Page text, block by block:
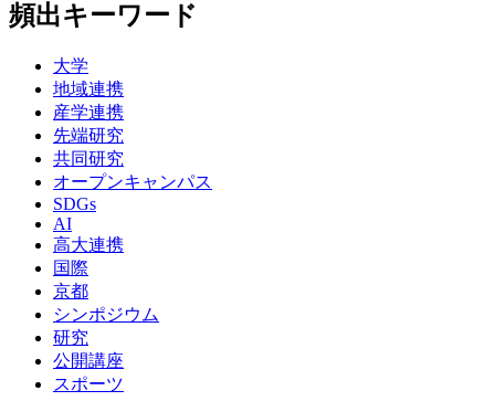
頻出キーワード
大学
地域連携
産学連携
先端研究
共同研究
オープンキャンパス
SDGs
AI
高大連携
国際
京都
シンポジウム
研究
公開講座
スポーツ